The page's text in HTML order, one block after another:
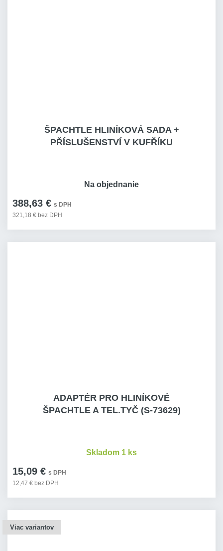
ŠPACHTLE HLINÍKOVÁ SADA +
PŘÍSLUŠENSTVÍ V KUFŘÍKU
388,63 € s DPH
321,18 € bez DPH
Na objednanie
ADAPTÉR PRO HLINÍKOVÉ
ŠPACHTLE A TEL.TYČ (S-73629)
15,09 € s DPH
12,47 € bez DPH
Skladom 1 ks
Viac variantov